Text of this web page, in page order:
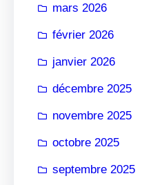
mars 2026
février 2026
janvier 2026
décembre 2025
novembre 2025
octobre 2025
septembre 2025